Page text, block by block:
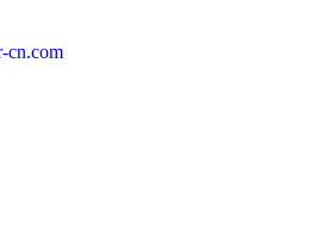
cn.com